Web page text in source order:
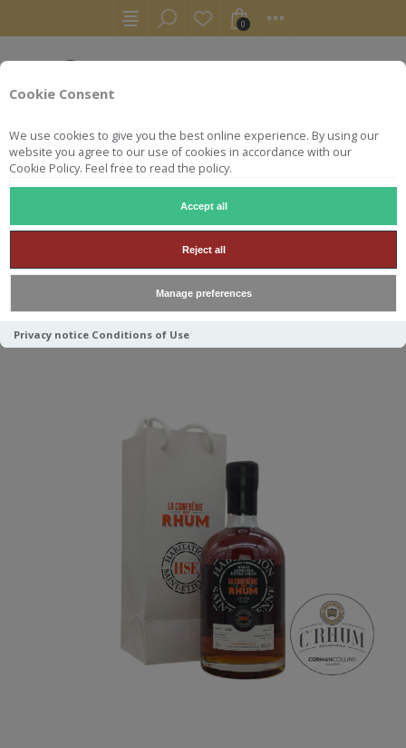
Cookie Consent
We use cookies to give you the best online experience. By using our
website you agree to our use of cookies in accordance with our
Cookie Policy. Feel free to read the policy.
Accept all
Reject all
Manage preferences
Privacy notice Conditions of Use
0
HSE CONFRERIE DU RHUM
N°4 2016/2017